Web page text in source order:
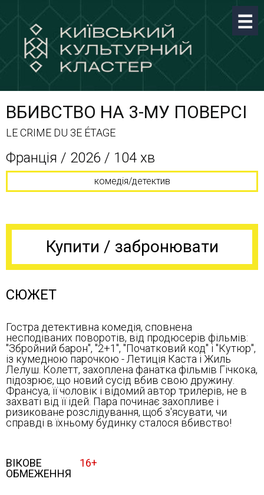
ВБИВСТВО НА 3-МУ ПОВЕРСІ
LE CRIME DU 3E ÉTAGE
Франція / 2026 / 104 хв
комедія/детектив
Купити / забронювати
СЮЖЕТ
Гостра детективна комедія, сповнена
несподіваних поворотів, від продюсерів фільмів:
"Збройний барон", "2+1", "Початковий код" і "Кутюр",
із кумедною парочкою - Летиція Каста і Жиль
Лелуш. Колетт, захоплена фанатка фільмів Гічкока,
підозрює, що новий сусід вбив свою дружину.
Франсуа, її чоловік і відомий автор трилерів, не в
захваті від її ідей. Пара починає захопливе і
ризиковане розслідування, щоб з'ясувати, чи
справді в їхньому будинку сталося вбивство!
ВІКОВЕ
ОБМЕЖЕННЯ
16+